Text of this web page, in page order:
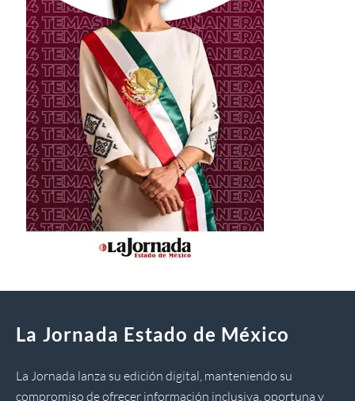
La Jornada Estado de México
La Jornada lanza su edición digital, manteniendo su
compromiso de ofrecer información inclusiva, oportuna y